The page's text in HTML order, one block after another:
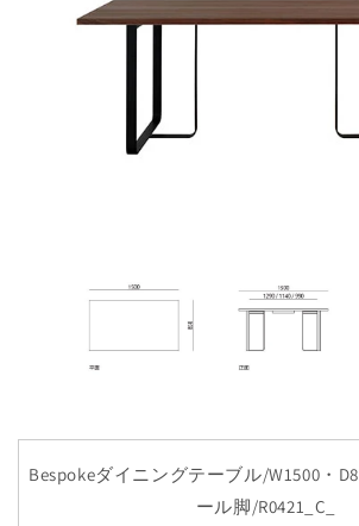
Bespokeダイニングテーブル/W1500・
ール脚/R0421_C_